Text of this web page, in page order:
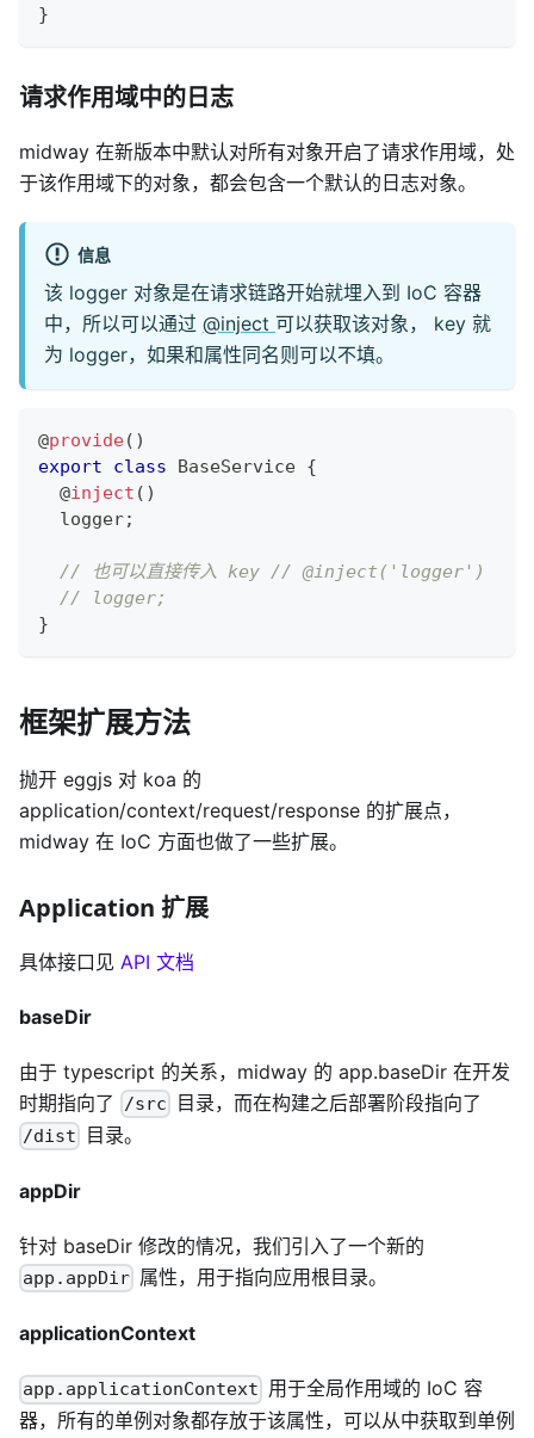
}
请求作用域中的日志
midway 在新版本中默认对所有对象开启了请求作用域，处
于该作用域下的对象，都会包含一个默认的日志对象。
信息
该 logger 对象是在请求链路开始就埋入到 IoC 容器
中，所以可以通过 @inject 可以获取该对象， key 就
为 logger，如果和属性同名则可以不填。
@provide( )
export
class BaseService {
@inject ( )
  logger
;
// 也可以直接传入 key // @inject('logger')
// logger;
}
框架扩展方法
抛开 eggjs 对 koa 的
application/context/request/response 的扩展点，
midway 在 IoC 方面也做了一些扩展。
Application 扩展
具体接口见 API 文档
baseDir
由于 typescript 的关系，midway 的 app.baseDir 在开发
时期指向了
/src 目录，而在构建之后部署阶段指向了
/dist 目录。
appDir
针对 baseDir 修改的情况，我们引入了一个新的
app.appDir 属性，用于指向应用根目录。
applicationContext
app.applicationContext 用于全局作用域的 IoC 容
器，所有的单例对象都存放于该属性，可以从中获取到单例